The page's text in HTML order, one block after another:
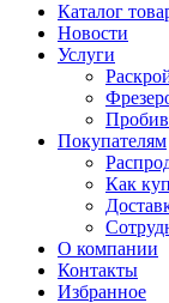
Каталог
Новости
Услуги
Покупателям
Как
О компании
Контакты
Избранное